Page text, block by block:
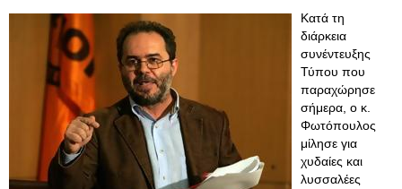
Κατά τη
διάρκεια
συνέντευξης
Τύπου που
παραχώρησε
σήμερα, ο κ.
Φωτόπουλος
μίλησε για
χυδαίες και
λυσσαλέες